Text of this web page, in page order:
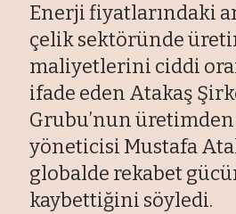
Enerji fiyatlarındaki
çelik sektöründe
maliyetlerini ciddi
ifade eden Atakaş
Grubu’nun
yöneticisi Mustafa
globalde rekabet
kaybettiğini söyledi.